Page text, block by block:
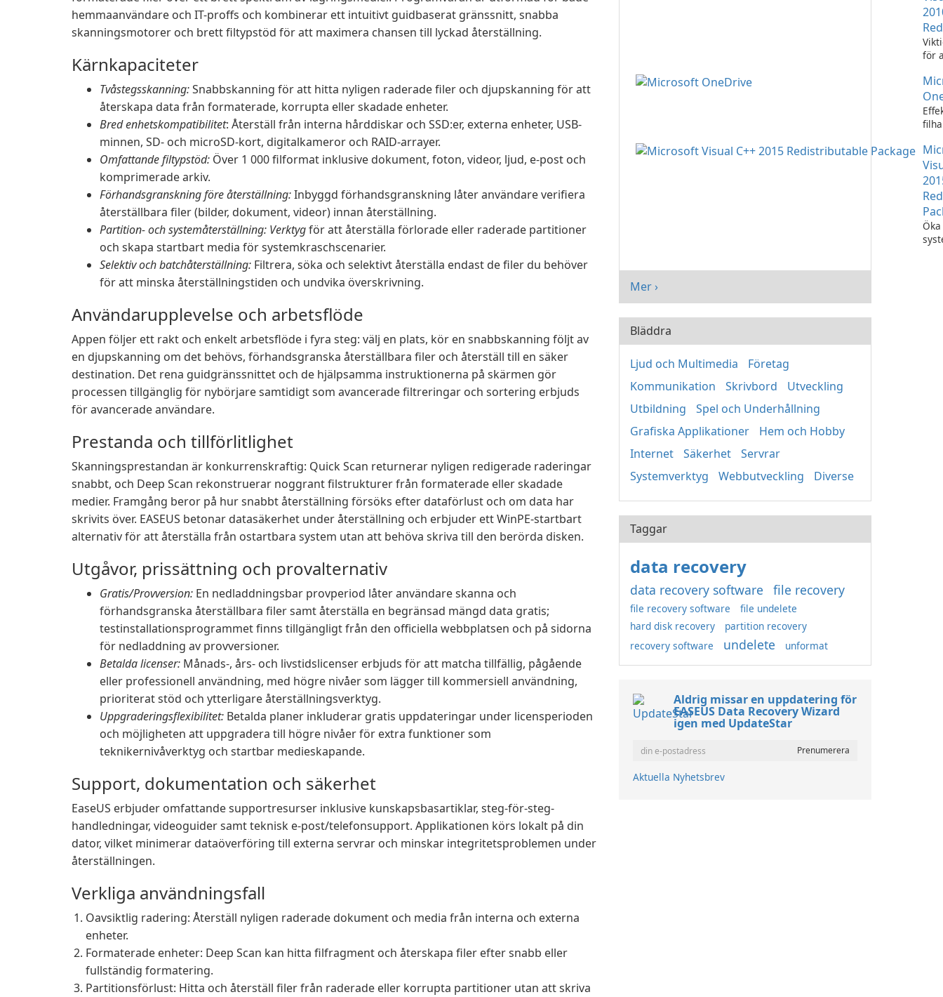
hemmaanvändare och IT-proffs och kombinerar ett intuitivt guidbaserat gränssnitt, snabba
skanningsmotorer och brett filtypstöd för att maximera chansen till lyckad återställning.
Kärnkapaciteter
Tvåstegsskanning:Snabbskanning för att hitta nyligen raderade filer och djupskanning för att
återskapa data från formaterade, korrupta eller skadade enheter.
Bred enhetskompatibilitet: Återställ från interna hårddiskar och SSD:er, externa enheter, USB-
minnen, SD- och microSD-kort, digitalkameror och RAID-arrayer.
Omfattande filtypstöd: Över 1 000 filformat inklusive dokument, foton, videor, ljud, e-post och
komprimerade arkiv.
Förhandsgranskning före återställning:Inbyggd förhandsgranskning låter användare verifiera
återställbara filer (bilder, dokument, videor) innan återställning.
Partition- och systemåterställning: Verktygför att återställa förlorade eller raderade partitioner
och skapa startbart media för systemkraschscenarier.
Selektiv och batchåterställning: Filtrera, söka och selektivt återställa endast de filer du behöver
för att minska återställningstiden och undvika överskrivning.
Användarupplevelse och arbetsflöde
Appen följer ett rakt och enkelt arbetsflöde i fyra steg: välj en plats, kör en snabbskanning följt av
en djupskanning om det behövs, förhandsgranska återställbara filer och återställ till en säker
destination. Det rena guidgränssnittet och de hjälpsamma instruktionerna på skärmen gör
processen tillgänglig för nybörjare samtidigt som avancerade filtreringar och sortering erbjuds
för avancerade användare.
Prestanda och tillförlitlighet
Skanningsprestandan är konkurrenskraftig: Quick Scan returnerar nyligen redigerade raderingar
snabbt, och Deep Scan rekonstruerar noggrant filstrukturer från formaterade eller skadade
medier. Framgång beror på hur snabbt återställning försöks efter dataförlust och om data har
skrivits över. EASEUS betonar datasäkerhet under återställning och erbjuder ett WinPE-startbart
alternativ för att återställa från ostartbara system utan att behöva skriva till den berörda disken.
Utgåvor, prissättning och provalternativ
Gratis/Provversion: En nedladdningsbar provperiod låter användare skanna och
förhandsgranska återställbara filer samt återställa en begränsad mängd data gratis;
testinstallationsprogrammet finns tillgängligt från den officiella webbplatsen och på sidorna
för nedladdning av provversioner.
Betalda licenser: Månads-, års- och livstidslicenser erbjuds för att matcha tillfällig, pågående
eller professionell användning, med högre nivåer som lägger till kommersiell användning,
prioriterat stöd och ytterligare återställningsverktyg.
Uppgraderingsflexibilitet: Betalda planer inkluderar gratis uppdateringar under licensperioden
och möjligheten att uppgradera till högre nivåer för extra funktioner som
teknikernivåverktyg och startbar medieskapande.
Support, dokumentation och säkerhet
EaseUS erbjuder omfattande supportresurser inklusive kunskapsbasartiklar, steg-för-steg-
handledningar, videoguider samt teknisk e-post/telefonsupport. Applikationen körs lokalt på din
dator, vilket minimerar dataöverföring till externa servrar och minskar integritetsproblemen under
återställningen.
Verkliga användningsfall
Oavsiktlig radering: Återställ nyligen raderade dokument och media från interna och externa
enheter.
Formaterade enheter: Deep Scan kan hitta filfragment och återskapa filer efter snabb eller
fullständig formatering.
Partitionsförlust: Hitta och återställ filer från raderade eller korrupta partitioner utan att skriva
för
Mer ›
Bläddra
Ljud och Multimedia
Företag
Kommunikation
Skrivbord
Utveckling
Utbildning
Spel och Underhållning
Grafiska Applikationer
Hem och Hobby
Internet
Säkerhet
Servrar
Systemverktyg
Webbutveckling Diverse
Taggar
data recovery
data recovery software file recovery
file recovery software
file undelete
hard disk recovery
partition recovery
recovery software
undelete unformat
Aldrig missar en uppdatering för
EASEUS Data Recovery Wizard
igen med UpdateStar
Aktuella Nyhetsbrev